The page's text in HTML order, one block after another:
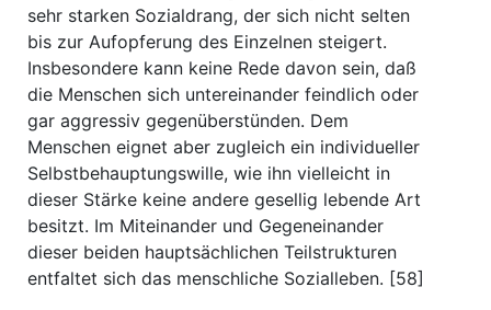
sehr starken Sozialdrang, der sich nicht selten
bis zur Aufopferung des Einzelnen steigert.
Insbesondere kann keine Rede davon sein, daß
die Menschen sich untereinander feindlich oder
gar aggressiv gegenüberstünden. Dem
Menschen eignet aber zugleich ein individueller
Selbstbehauptungswille, wie ihn vielleicht in
dieser Stärke keine andere gesellig lebende Art
besitzt. Im Miteinander und Gegeneinander
dieser beiden hauptsächlichen Teilstrukturen
entfaltet sich das menschliche Sozialleben. [58]